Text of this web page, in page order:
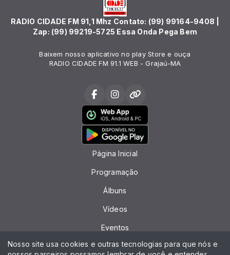
RADIO CIDADE FM 91,1 Mhz Contato: (99) 99164-9408 |
Zap: (99) 99219-5725 Essa Onda Pega Bem
Baixem nosso aplicativo no play Store e ouça
RADIO CIDADE FM 91.1 WEB - Grajaú-MA
Página Inicial
Programação
Álbuns
Vídeos
Eventos
Recados
Nosso site usa cookies e outras tecnologias para que nós e